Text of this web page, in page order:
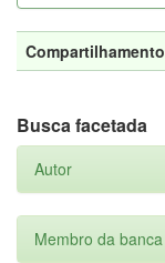
Compartilhamento
Busca facetada
Autor
Membro da banca